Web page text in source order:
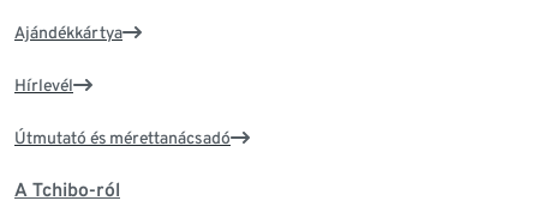
Ajándékkártya
Hírlevél
Útmutató és mérettanácsadó
A Tchibo-ról